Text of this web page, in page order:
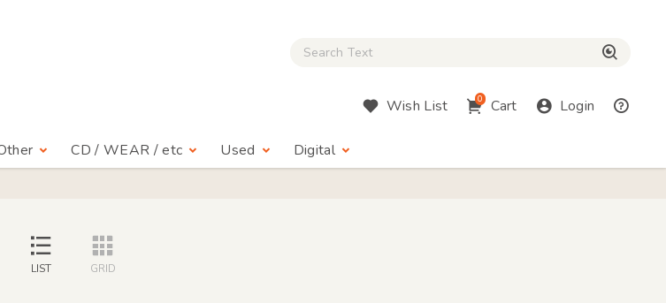
Close Search box
Wish List 0 Cart Login
CD / WEAR / etc Used Digital
LIST GRID